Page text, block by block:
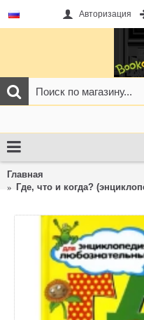
Авторизация
Главная
Где, что и когда?